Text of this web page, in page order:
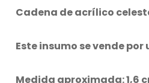
Cadena de acrílico
Este insumo se vende por
Medida aproximada: 1,6